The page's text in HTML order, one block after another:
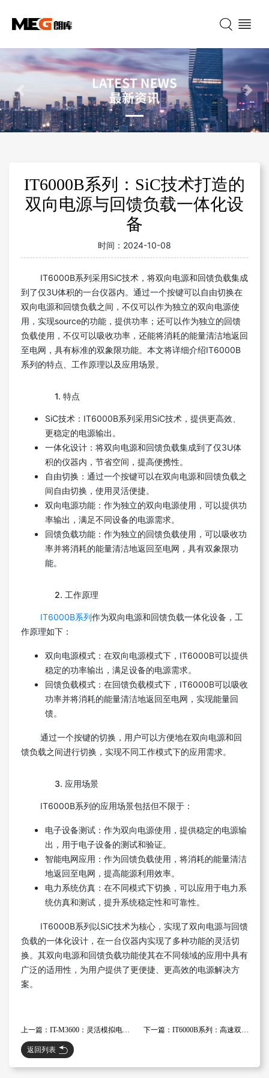
Previous Next
IT6000B系列：SiC技术打造的
双向电源与回馈负载一体化设
备
时间： 2024-10-08
IT6000B系列采用SiC技术，将双向电源和回馈负载集成
到了仅3U体积的一台仪器内。通过一个按键可以自由切换在
双向电源和回馈负载之间，不仅可以作为独立的双向电源使
用，实现source的功能，提供功率；还可以作为独立的回馈
负载使用，不仅可以吸收功率，还能将消耗的能量清洁地返回
至电网，具有标准的双象限功能。本文将详细介绍IT6000B
系列的特点、工作原理以及应用场景。
1. 特点
SiC技术：IT6000B系列采用SiC技术，提供更高效、
更稳定的电源输出。
一体化设计：将双向电源和回馈负载集成到了仅3U体
积的仪器内，节省空间，提高便携性。
自由切换：通过一个按键可以在双向电源和回馈负载之
间自由切换，使用灵活便捷。
双向电源功能：作为独立的双向电源使用，可以提供功
率输出，满足不同设备的电源需求。
回馈负载功能：作为独立的回馈负载使用，可以吸收功
率并将消耗的能量清洁地返回至电网，具有双象限功
能。
2. 工作原理
IT6000B系列作为双向电源和回馈负载一体化设备，工
作原理如下：
双向电源模式：在双向电源模式下，IT6000B可以提供
稳定的功率输出，满足设备的电源需求。
回馈负载模式：在回馈负载模式下，IT6000B可以吸收
功率并将消耗的能量清洁地返回至电网，实现能量回
馈。
通过一个按键的切换，用户可以方便地在双向电源和回
馈负载之间进行切换，实现不同工作模式下的应用需求。
3. 应用场景
IT6000B系列的应用场景包括但不限于：
电子设备测试：作为双向电源使用，提供稳定的电源输
出，用于电子设备的测试和验证。
智能电网应用：作为回馈负载使用，将消耗的能量清洁
地返回至电网，提高能源利用效率。
电力系统仿真：在不同模式下切换，可以应用于电力系
统仿真和测试，提升系统稳定性和可靠性。
IT6000B系列以SiC技术为核心，实现了双向电源与回馈
负载的一体化设计，在一台仪器内实现了多种功能的灵活切
换。其双向电源和回馈负载功能使其在不同领域的应用中具有
广泛的适用性，为用户提供了更便捷、更高效的电源解决方
案。
上一篇：IT-M3600：灵活模拟电池特性的多功能电源 下一篇：IT6000B系列：高速双向电源与回馈式负载一体化设备
返回列表